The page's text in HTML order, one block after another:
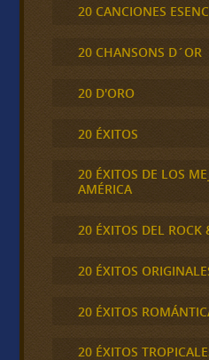
20 CANCIONES
20 CHANSONS D´OR
20 D'ORO
20 ÉXITOS
20 ÉXITOS DE LOS
AMÉRICA
20 ÉXITOS DEL ROCK
20 ÉXITOS
20 ÉXITOS
20 ÉXITOS